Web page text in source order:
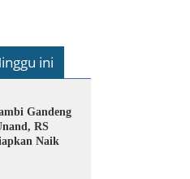
ini
Gandeng
RS
Naik